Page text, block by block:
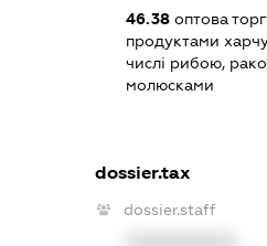
46.38 оптова
продуктами
числі рибою,
молюсками
dossier.tax
dossier.staff